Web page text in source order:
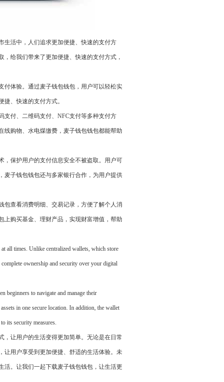
生活中，人们追求更加便捷、快速的支付方
给我们带来了更加便捷、快速的支付方式，
付体验。通过麦子钱包钱包，用户可以轻松实
、快速的支付方式。
支付、二维码支付、NFC支付等多种支付方
线购物、水电煤缴费，麦子钱包钱包都能帮助
，保护用户的支付信息安全不被盗取。用户可
麦子钱包钱包还与多家银行合作，为用户提供
包查看消费明细、交易记录，方便了解个人消
上购买基金、理财产品，实现财富增值，帮助
all times. Unlike centralized wallets, which store
ownership and security over your digital
beginners to navigate and manage their
in one secure location. In addition, the wallet
its security measures.
，让用户的生活变得更加简单。无论是在日常
让用户享受到更加便捷、舒适的生活体验。未
活。让我们一起下载麦子钱包钱包，让生活更